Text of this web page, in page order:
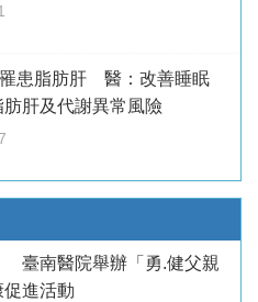
患脂肪肝 醫：改善睡眠
肝及代謝異常風險
臺南醫院舉辦「勇.健父親
進活動